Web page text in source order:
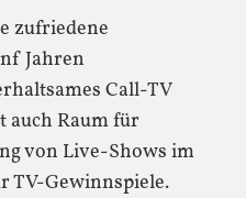
zufriedene
Jahren
Call-TV
auch Raum für
von Live-Shows im
TV-Gewinnspiele.